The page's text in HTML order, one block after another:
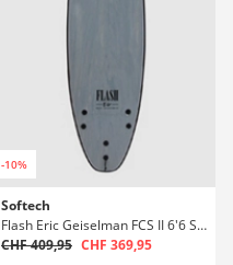
-10%
Softech
Flash Eric Geiselman FCS II 6'6 Surfboard
CHF 409,95 CHF 369,95